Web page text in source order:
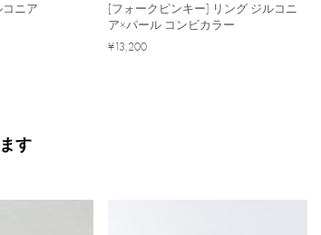
ニア
[フォークピンキー] リング ジルコニ
ア×パール コンビカラー
¥13,200
す